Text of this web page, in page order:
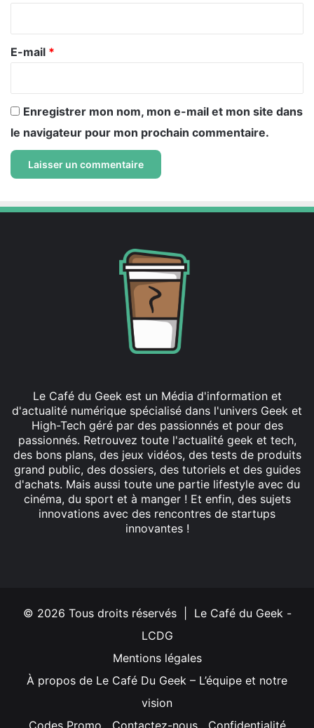
e
E-mail *
Enregistrer mon nom, mon e-mail et mon site dans
le navigateur pour mon prochain commentaire.
Le Café du Geek est un Média d'information et
d'actualité numérique spécialisé dans l'univers Geek et
High-Tech géré par des passionnés et pour des
passionnés. Retrouvez toute l'actualité geek et tech,
des bons plans, des jeux vidéos, des tests de produits
grand public, des dossiers, des tutoriels et des guides
d'achats. Mais aussi toute une partie lifestyle avec du
cinéma, du sport et à manger ! Et enfin, des sujets
innovations avec des rencontres de startups
innovantes !
© 2026 Tous droits réservés | Le Café du Geek -
LCDG
Mentions légales
À propos de Le Café Du Geek – L’équipe et notre
vision
Codes Promo
Contactez-nous Confidentialité